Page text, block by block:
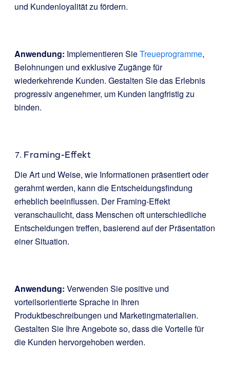
und Kundenloyalität zu fördern.
Anwendung: Implementieren SieTreueprogramme,
Belohnungen und exklusive Zugänge für
wiederkehrende Kunden. Gestalten Sie das Erlebnis
progressiv angenehmer, um Kunden langfristig zu
binden.
Framing-Effekt
Die Art und Weise, wie Informationen präsentiert oder
gerahmt werden, kann die Entscheidungsfindung
erheblich beeinflussen. Der Framing-Effekt
veranschaulicht, dass Menschen oft unterschiedliche
Entscheidungen treffen, basierend auf der Präsentation
einer Situation.
Anwendung: Verwenden Sie positive und
vorteilsorientierte Sprache in Ihren
Produktbeschreibungen und Marketingmaterialien.
Gestalten Sie Ihre Angebote so, dass die Vorteile für
die Kunden hervorgehoben werden.